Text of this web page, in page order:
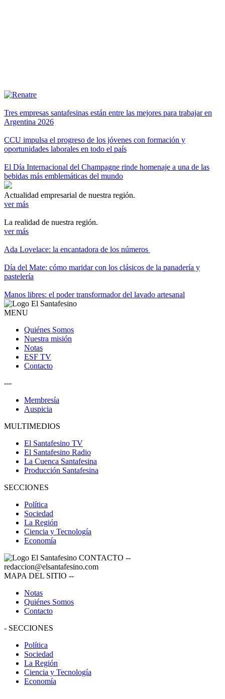
Tres empresas santafesinas están entre las mejores para trabajar en
Argentina 2026
CCU impulsa el progreso de los jóvenes con formación y
oportunidades laborales en todo el país
El Día Internacional del Champagne rinde homenaje a una de las
bebidas más emblemáticas del mundo
Actualidad empresarial de nuestra región.
ver más
La realidad de nuestra región.
ver más
Ada Lovelace: la encantadora de los números
Día del Mate: cómo maridar con los clásicos de la panadería y
pastelería
Manos libres: el poder transformador del lavado artesanal
MENU
Quiénes Somos
Nuestra misión
Notas
ESF TV
Contacto
---
Membresía
Auspicia
MULTIMEDIOS
El Santafesino TV
El Santafesino Radio
La Cuenca Santafesina
Producción Santafesina
SECCIONES
Política
Sociedad
La Región
Ciencia y Tecnología
Economía
CONTACTO --
redaccion@elsantafesino.com
MAPA DEL SITIO --
Notas
Quiénes Somos
Contacto
- SECCIONES
Política
Sociedad
La Región
Ciencia y Tecnología
Economía